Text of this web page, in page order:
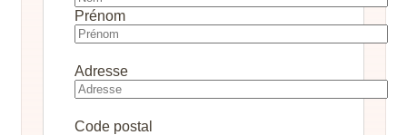
Prénom
Adresse
Code postal